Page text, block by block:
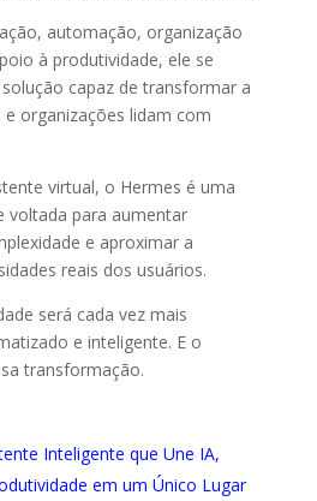
automação, organização
à produtividade, ele se
capaz de transformar a
organizações lidam com
virtual, o Hermes é uma
voltada para aumentar
e aproximar a
reais dos usuários.
será cada vez mais
e inteligente. E o
transformação.
Inteligente que Une IA,
em um Único Lugar